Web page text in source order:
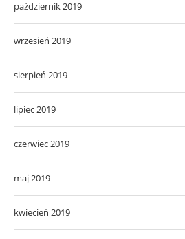
październik 2019
wrzesień 2019
sierpień 2019
lipiec 2019
czerwiec 2019
maj 2019
kwiecień 2019